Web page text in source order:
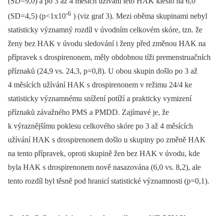
(SD=4,5) (p<1x10-6 ) (viz graf 3). Mezi oběma skupinami nebyl
statisticky významný rozdíl v úvodním celkovém skóre, tzn. že
ženy bez HAK v úvodu sledování i ženy před změnou HAK na
přípravek s drospirenonem, měly obdobnou tíži premenstruačních
příznaků (24,9 vs. 24,3, p=0,8). U obou skupin došlo po 3 až
4 měsících užívání HAK s drospirenonem v režimu 24/4 ke
statisticky významnému snížení potíží a prakticky vymizení
příznaků závažného PMS a PMDD. Zajímavé je, že
k výraznějšímu poklesu celkového skóre po 3 až 4 měsících
užívání HAK s drospirenonem došlo u skupiny po změně HAK
na tento přípravek, oproti skupině žen bez HAK v úvodu, kde
byla HAK s drospirenonem nově nasazována (6,0 vs. 8,2), ale
tento rozdíl byl těsně pod hranicí statistické významnosti (p=0,1).